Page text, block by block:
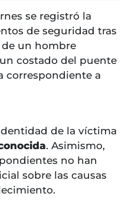
se registró la
de seguridad tras
un hombre
costado del puente
correspondiente a
de la víctima
. Asimismo,
no han
sobre las causas